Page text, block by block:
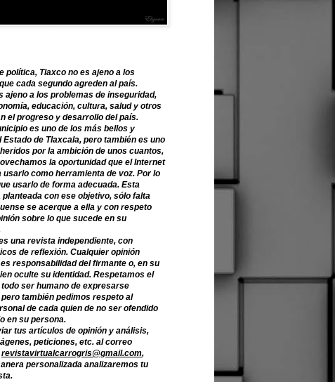
política, Tlaxco no es ajeno a los
cada segundo agreden al país.
ajeno a los problemas de inseguridad,
educación, cultura, salud y otros
el progreso y desarrollo del país.
es uno de los más bellos y
Estado de Tlaxcala, pero también es uno
por la ambición de unos cuantos,
la oportunidad que el Internet
usarlo como herramienta de voz. Por lo
usarlo de forma adecuada. Esta
planteada con ese objetivo, sólo falta
se acerque a ella y con respeto
sobre lo que sucede en su
una revista independiente, con
de reflexión. Cualquier opinión
responsabilidad del firmante o, en su
oculte su identidad. Respetamos el
ser humano de expresarse
también pedimos respeto al
de cada quien de no ser ofendido
en su persona.
tus artículos de opinión y análisis,
peticiones, etc. al correo
revistavirtualcarrogris@gmail.com,
personalizada analizaremos tu